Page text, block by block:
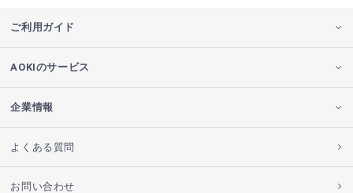
ご利用ガイド
AOKIのサービス
企業情報
よくある質問
お問い合わせ